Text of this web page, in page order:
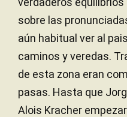
sobre las
aún habitual ver al
caminos y veredas.
de esta zona eran
pasas. Hasta que
Alois Kracher